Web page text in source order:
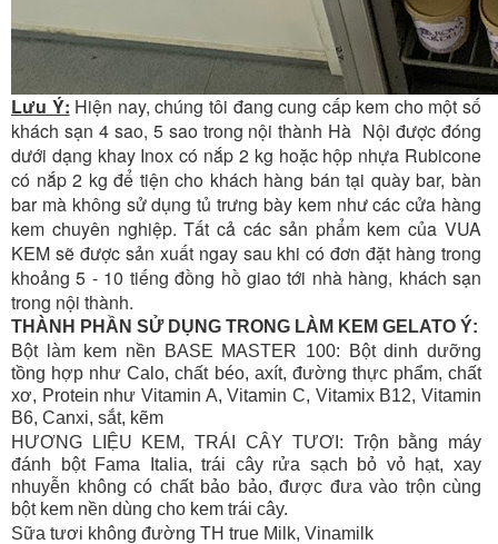
Lưu Ý: Hiện nay, chúng tôi đang cung cấp kem cho một số
khách sạn 4 sao, 5 sao trong nội thành Hà Nội được đóng
dưới dạng khay Inox có nắp 2 kg hoặc hộp nhựa Rubicone
có nắp 2 kg để tiện cho khách hàng bán tại quày bar, bàn
bar mà không sử dụng tủ trưng bày kem như các cửa hàng
kem chuyên nghiệp. Tất cả các sản phẩm kem của VUA
KEM sẽ được sản xuất ngay sau khi có đơn đặt hàng trong
khoảng 5 - 10 tiếng đồng hồ giao tới nhà hàng, khách sạn
trong nội thành.
THÀNH PHẦN SỬ DỤNG TRONG LÀM KEM GELATO Ý:
Bột làm kem nền BASE MASTER 100: Bột dinh dưỡng
tồng hợp như Calo, chất béo, axít, đường thực phẩm, chất
xơ, Protein như Vitamin A, Vitamin C, Vitamix B12, Vitamin
B6, Canxi, sắt, kẽm
HƯƠNG LIỆU KEM, TRÁI CÂY TƯƠI: Trộn bằng máy
đánh bột Fama Italia, trái cây rửa sạch bỏ vỏ hạt, xay
nhuyễn không có chất bảo bảo, được đưa vào trộn cùng
bột kem nền dùng cho kem trái cây.
Sữa tươi không đường TH true Milk, Vinamilk